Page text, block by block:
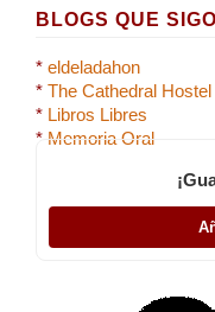
BLOGS QUE SIGO
* eldeladahon
* The Cathedral Hostel
* Libros Libres
* Memoria Oral